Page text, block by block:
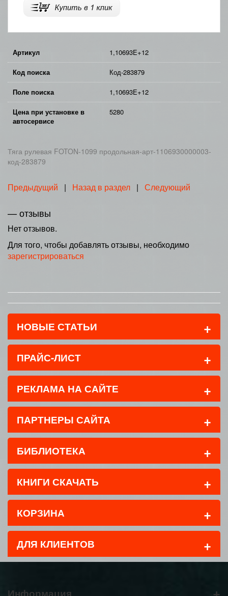
Артикул 1,10693E+12
Код поиска Код-283879
Поле поиска 1,10693E+12
Цена при установке в
автосервисе
5280
Тяга рулевая FOTON-1099 продольная-арт-1106930000003-
код-283879
Предыдущий | Назад в раздел | Следующий
— отзывы
Нет отзывов.
Для того, чтобы добавлять отзывы, необходимо
зарегистрироваться
НОВЫЕ СТАТЬИ +
ПРАЙС-ЛИСТ +
РЕКЛАМА НА САЙТЕ +
ПАРТНЕРЫ САЙТА +
БИБЛИОТЕКА +
КНИГИ СКАЧАТЬ +
КОРЗИНА +
ДЛЯ КЛИЕНТОВ +
Информация